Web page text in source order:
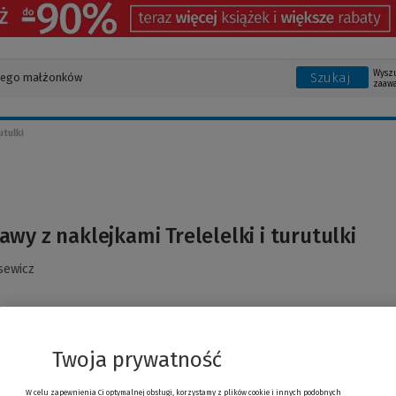
Szukaj
z naklejkami Trelelelki i turutulki
Twoja prywatność
W celu zapewnienia Ci optymalnej obsługi, korzystamy z plików cookie i innych podobnych